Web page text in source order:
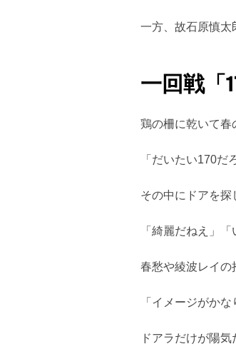
一方、故石原慎太
一回戦「
鶏の柵に乾いて春
「だいたい170だ
その中にドアを探
「綺麗だねえ」
春愁や綾波レイの
「イメージがか
ドアラだけが陽